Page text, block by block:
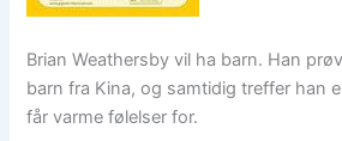
Brian Weathersby vil ha barn. Han
barn fra Kina, og samtidig treffer han
får varme følelser for.